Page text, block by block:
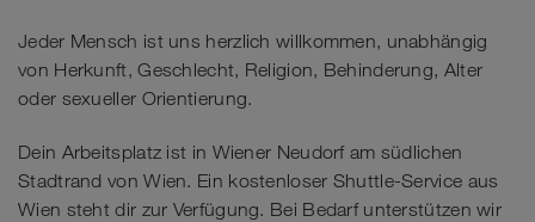
Jeder Mensch ist uns herzlich willkommen, unabhängig
von Herkunft, Geschlecht, Religion, Behinderung, Alter
oder sexueller Orientierung.
Dein Arbeitsplatz ist in Wiener Neudorf am südlichen
Stadtrand von Wien. Ein kostenloser Shuttle-Service aus
Wien steht dir zur Verfügung. Bei Bedarf unterstützen wir